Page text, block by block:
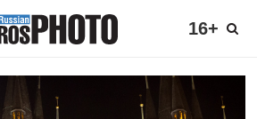
16+